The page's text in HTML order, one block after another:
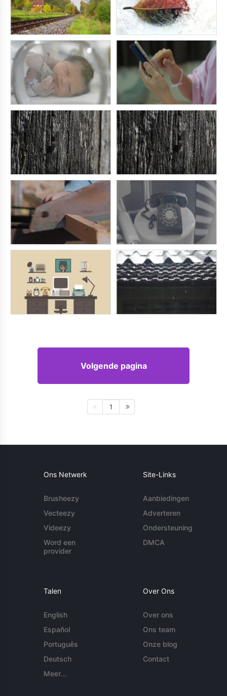
Volgende pagina
1
Ons Netwerk
Brusheezy
Vecteezy
Videezy
Word een
provider
Site-Links
Aanbiedingen
Adverteren
Ondersteuning
DMCA
Talen
English
Español
Português
Deutsch
Meer...
Over Ons
Over ons
Ons team
Onze blog
Contact